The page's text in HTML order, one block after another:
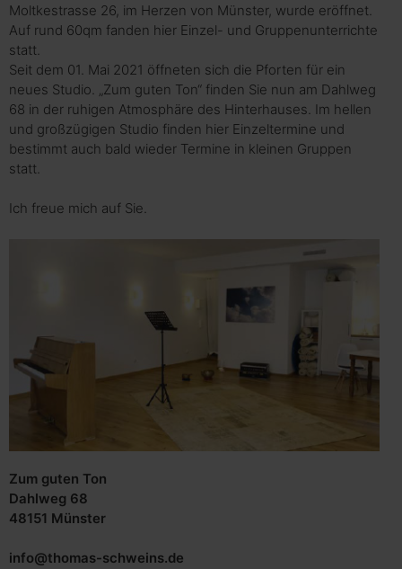
Moltkestrasse 26, im Herzen von Münster, wurde eröffnet.
Auf rund 60qm fanden hier Einzel- und Gruppenunterrichte
statt.
Seit dem 01. Mai 2021 öffneten sich die Pforten für ein
neues Studio. „Zum guten Ton“ finden Sie nun am Dahlweg
68 in der ruhigen Atmosphäre des Hinterhauses. Im hellen
und großzügigen Studio finden hier Einzeltermine und
bestimmt auch bald wieder Termine in kleinen Gruppen
statt.
Ich freue mich auf Sie.
Zum guten Ton
Dahlweg 68
48151 Münster
info@thomas-schweins.de